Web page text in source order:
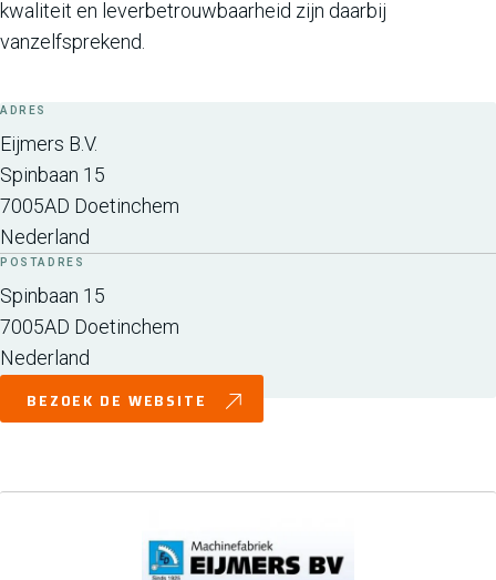
kwaliteit en leverbetrouwbaarheid zijn daarbij
vanzelfsprekend.
ADRES
Eijmers B.V.
Spinbaan 15
7005AD Doetinchem
Nederland
POSTADRES
Spinbaan 15
7005AD Doetinchem
Nederland
BEZOEK DE WEBSITE